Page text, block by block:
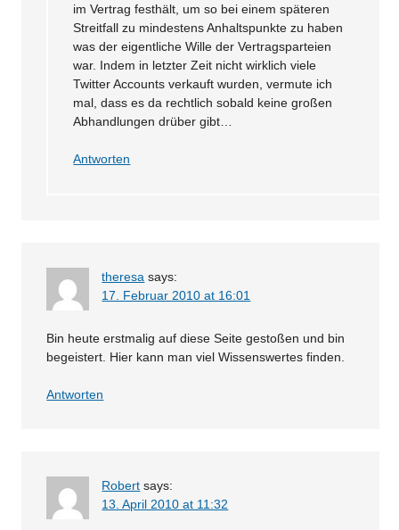
im Vertrag festhält, um so bei einem späteren
Streitfall zu mindestens Anhaltspunkte zu haben
was der eigentliche Wille der Vertragsparteien
war. Indem in letzter Zeit nicht wirklich viele
Twitter Accounts verkauft wurden, vermute ich
mal, dass es da rechtlich sobald keine großen
Abhandlungen drüber gibt…
Antworten
theresa says:
17. Februar 2010 at 16:01
Bin heute erstmalig auf diese Seite gestoßen und bin
begeistert. Hier kann man viel Wissenswertes finden.
Antworten
Robert says:
13. April 2010 at 11:32